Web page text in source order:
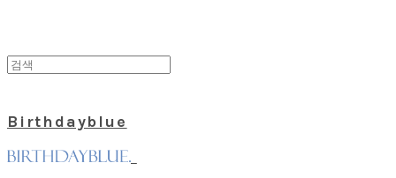
Birthdayblue